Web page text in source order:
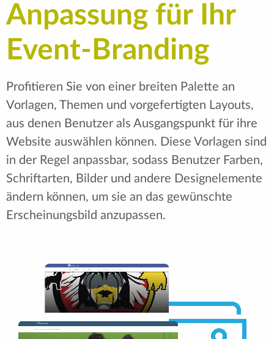
Anpassung für Ihr
Event-Branding
Profitieren Sie von einer breiten Palette an
Vorlagen, Themen und vorgefertigten Layouts,
aus denen Benutzer als Ausgangspunkt für ihre
Website auswählen können. Diese Vorlagen sind
in der Regel anpassbar, sodass Benutzer Farben,
Schriftarten, Bilder und andere Designelemente
ändern können, um sie an das gewünschte
Erscheinungsbild anzupassen.